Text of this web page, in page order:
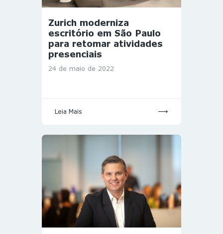
Zurich moderniza
escritório em São Paulo
para retomar atividades
presenciais
24 de maio de 2022
Leia Mais